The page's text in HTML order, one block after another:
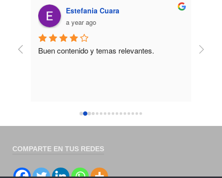
Estefania Cuara
a year ago
Buen contenido y temas relevantes.
La
COMPARTE EN TUS REDES